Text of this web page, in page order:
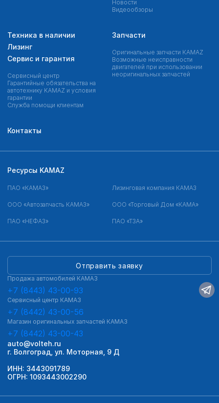
Новости
Видеообзоры
Техника в наличии
Лизинг
Сервис и гарантия
Сервисный центр
Гарантийные обязательства на
автотехнику KAMAZ и условия
гарантии
Служба помощи клиентам
Запчасти
Оригинальные запчасти КAMAZ
Возможные неисправности
двигателей при использовании
неоригинальных запчастей
Контакты
Отправить заявку
Продажа автомобилей КАМАЗ
+7 (8443) 43-00-93
Сервисный центр КАМАЗ
+7 (8442) 43-00-56
Магазин оригинальных запчастей КАМАЗ
+7 (8442) 43-00-43
auto@volteh.ru
г. Волгоград, ул. Моторная, 9 Д
ИНН: 3443091789
ОГРН: 1093443002290
Ресурсы KAMAZ
ПАО «КАМАЗ» Лизинговая компания КАМАЗ
ООО «Автозапчасть КАМАЗ» ООО «Торговый Дом «КАМА»
ПАО «НЕФАЗ» ПАО «ТЗА»